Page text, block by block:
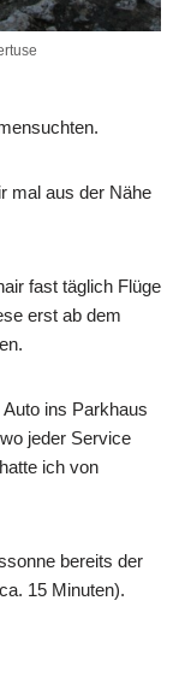
mal aus der Nähe
fast täglich Flüge
erst ab dem
ins Parkhaus
jeder Service
ich von
bereits der
15 Minuten).